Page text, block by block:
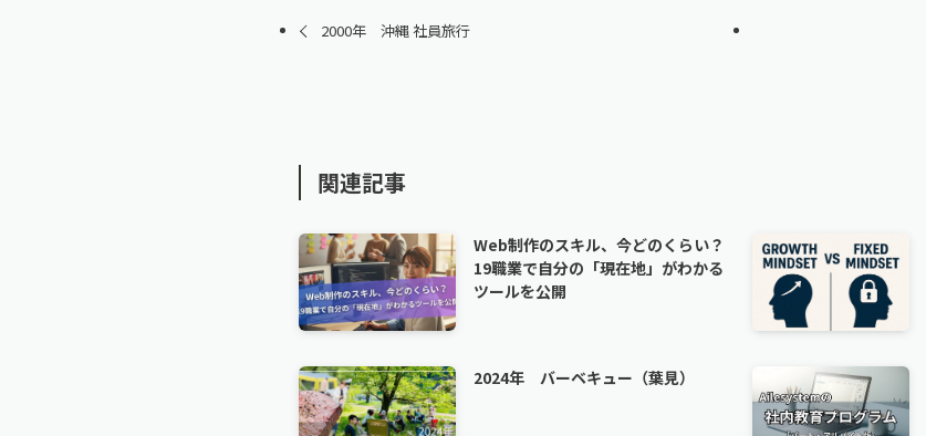
2000年 沖縄 社員旅行
関連記事
Web制作のスキル、今どのくらい？
19職業で自分の「現在地」がわかる
ツールを公開
2024年 バーベキュー（葉見）